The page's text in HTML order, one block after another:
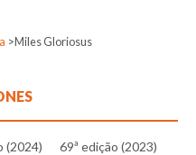
>Miles Gloriosus
(2024)
69ª edição (2023)